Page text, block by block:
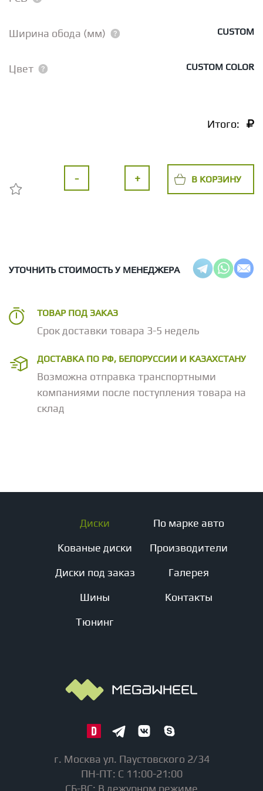
Ширина обода (мм) CUSTOM
Цвет CUSTOM COLOR
Итого:
- + В КОРЗИНУ
УТОЧНИТЬ СТОИМОСТЬ У МЕНЕДЖЕРА
ТОВАР ПОД ЗАКАЗ
Срок доставки товара 3-5 недель
ДОСТАВКА ПО РФ, БЕЛОРУССИИ И КАЗАХСТАНУ
Возможна отправка транспортными
компаниями после поступления товара на
склад
Диски
Кованые диски
Диски под заказ
Шины
Тюнинг
По марке авто
Производители
Галерея
Контакты
г. Москва ул. Паустовского 2/34
ПН-ПТ: С 11:00-21:00
СБ-ВС: В дежурном режиме